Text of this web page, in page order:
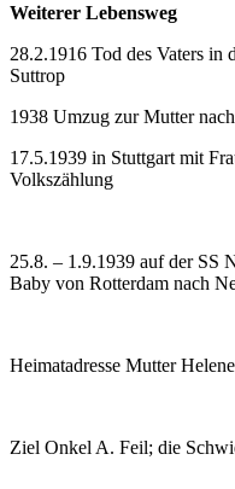
Weiterer Lebensweg
28.2.1916 Tod des Vaters in
Suttrop
1938 Umzug zur Mutter
17.5.1939 in Stuttgart mit
Volkszählung
25.8. – 1.9.1939 auf der
Baby von Rotterdam nach
Heimatadresse Mutter
Ziel Onkel A. Feil; die